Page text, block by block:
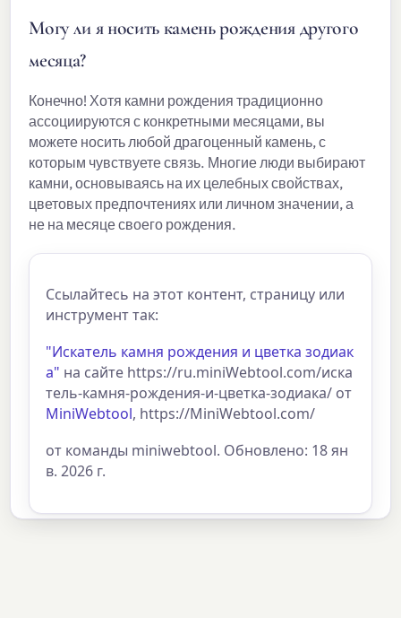
Могу ли я носить камень рождения другого
месяца?
Конечно! Хотя камни рождения традиционно
ассоциируются с конкретными месяцами, вы
можете носить любой драгоценный камень, с
которым чувствуете связь. Многие люди выбирают
камни, основываясь на их целебных свойствах,
цветовых предпочтениях или личном значении, а
не на месяце своего рождения.
Ссылайтесь на этот контент, страницу или
инструмент так:
"Искатель камня рождения и цветка зодиак
а" на сайте https://ru.miniWebtool.com/иска
тель-камня-рождения-и-цветка-зодиака/ от
MiniWebtool, https://MiniWebtool.com/
от команды miniwebtool. Обновлено: 18 ян
в. 2026 г.